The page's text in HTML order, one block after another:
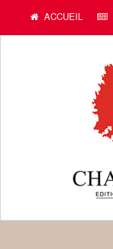
ACCUEIL